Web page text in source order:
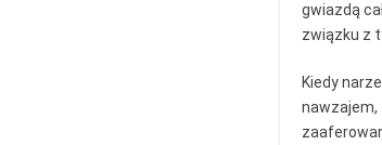
gwiazdą
związku z
Kiedy
nawzajem,